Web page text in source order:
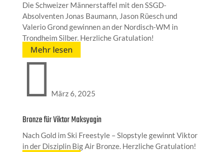
Die Schweizer Männerstaffel mit den SSGD-
Absolventen Jonas Baumann, Jason Rüesch und
Valerio Grond gewinnen an der Nordisch-WM in
Trondheim Silber. Herzliche Gratulation!
Mehr lesen
 März 6, 2025
Bronze für Viktor Maksyagin
Nach Gold im Ski Freestyle – Slopstyle gewinnt Viktor
in der Disziplin Big Air Bronze. Herzliche Gratulation!